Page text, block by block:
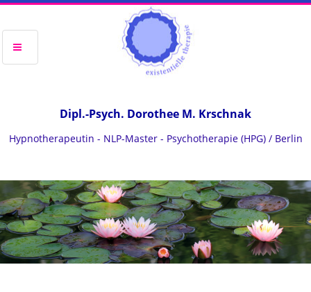
Dipl.-Psych. Dorothee M. Krschnak
Hypnotherapeutin - NLP-Master - Psychotherapie (HPG) / Berlin